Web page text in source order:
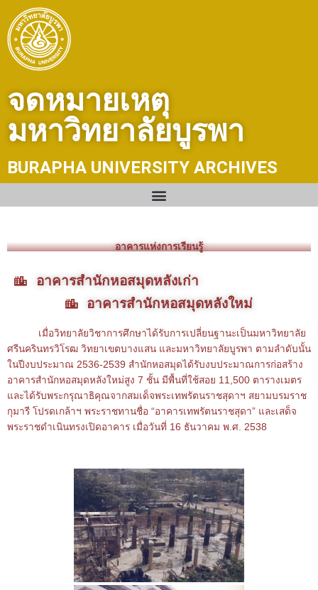
content
จดหมายเหตุ
มหาวิทยาลัยบูรพา
BURAPHA UNIVERSITY ARCHIVES
อาคารแห่งการเรียนรู้
อาคารสำนักหอสมุดหลังเก่า
อาคารสำนักหอสมุดหลังใหม่
เมื่อวิทยาลัยวิชาการศึกษาได้รับการเปลี่ยนฐานะเป็นมหาวิทยาลัย
ศรีนครินทรวิโรฒ วิทยาเขตบางแสน และมหาวิทยาลัยบูรพา ตามลำดับนั้น
ในปีงบประมาณ 2536-2539 สำนักหอสมุดได้รับงบประมาณการก่อสร้าง
อาคารสำนักหอสมุดหลังใหม่สูง 7 ชั้น มีพื้นที่ใช้สอย 11,500 ตารางเมตร
และได้รับพระกรุณาธิคุณจากสมเด็จพระเทพรัตนราชสุดาฯ สยามบรมราช
กุมารี โปรดเกล้าฯ พระราชทานชื่อ “อาคารเทพรัตนราชสุดา” และเสด็จ
พระราชดำเนินทรงเปิดอาคาร เมื่อวันที่ 16 ธันวาคม พ.ศ. 2538